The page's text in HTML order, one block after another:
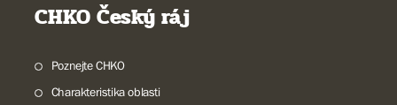
CHKO Český ráj
Poznejte CHKO
Charakteristika oblasti